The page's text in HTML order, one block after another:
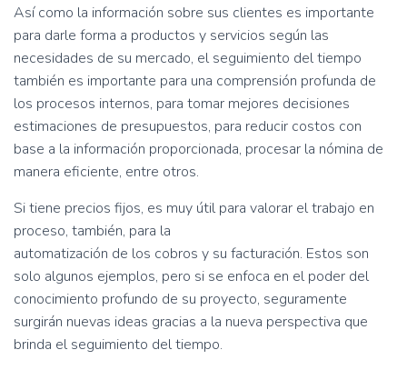
Así como la información sobre sus clientes es importante
para darle forma a productos y servicios según las
necesidades de su mercado, el seguimiento del tiempo
también es importante para una comprensión profunda de
los procesos internos, para tomar mejores decisiones
estimaciones de presupuestos, para reducir costos con
base a la información proporcionada, procesar la nómina de
manera eficiente, entre otros.
Si tiene precios fijos, es muy útil para valorar el trabajo en
proceso, también, para la
automatización de los cobros y su facturación. Estos son
solo algunos ejemplos, pero si se enfoca en el poder del
conocimiento profundo de su proyecto, seguramente
surgirán nuevas ideas gracias a la nueva perspectiva que
brinda el seguimiento del tiempo.